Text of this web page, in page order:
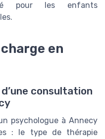
pour les enfants
en
consultation
psychologue à Annecy
: le type de thérapie